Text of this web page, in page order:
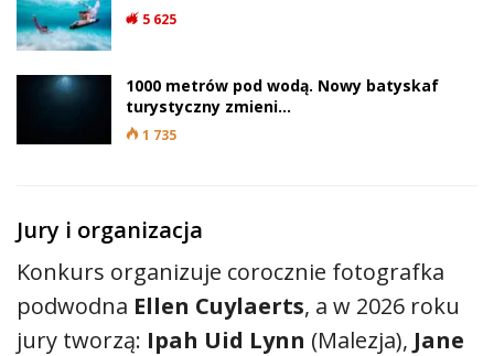
5 625
1000 metrów pod wodą. Nowy batyskaf
turystyczny zmieni…
1 735
Jury i organizacja
Konkurs organizuje corocznie fotografka
podwodna Ellen Cuylaerts, a w 2026 roku
jury tworzą: Ipah Uid Lynn (Malezja), Jane